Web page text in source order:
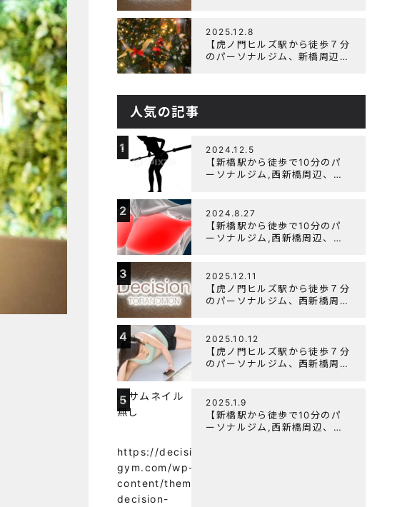
について
2025.12.8
【虎ノ門ヒルズ駅から徒歩７分
のパーソナルジム、新橋周辺、
ーン実施中です！
人気の記事
1 2024.12.5
【新橋駅から徒歩で10分のパ
ーソナルジム,西新橋周辺、虎
者編】胸トレで背中が筋肉痛に
なるのはなぜか？
2 2024.8.27
【新橋駅から徒歩で10分のパ
ーソナルジム,西新橋周辺、虎
よく鍛えるメニュー構成につい
て
3 2025.12.11
【虎ノ門ヒルズ駅から徒歩７分
のパーソナルジム、西新橋周
について
4 2025.10.12
【虎ノ門ヒルズ駅から徒歩７分
のパーソナルジム、西新橋周
ちる！？『可逆性の原理』と
は？
5
https://decision-
gym.com/wp-
content/themes/wp-
decision-
2025.1.9
【新橋駅から徒歩で10分のパ
ーソナルジム,西新橋周辺、虎